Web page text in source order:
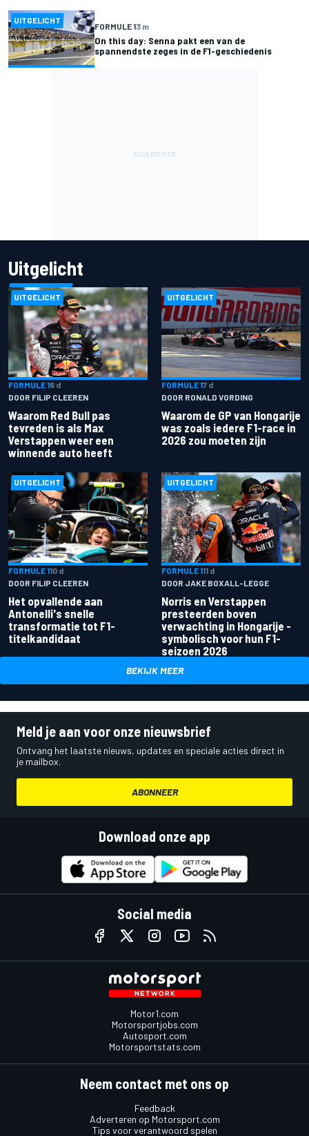
UITGELICHT
FORMULE 13 m
On this day: Senna pakt een van de
spannendste zeges in de F1-geschiedenis
Uitgelicht
UITGELICHT
FORMULE 16 d
DOOR FILIP CLEEREN
Waarom Red Bull pas
tevreden is als Max
Verstappen weer een
winnende auto heeft
UITGELICHT
FORMULE 17 d
DOOR RONALD VORDING
Waarom de GP van Hongarije
was zoals iedere F1-race in
2026 zou moeten zijn
UITGELICHT
FORMULE 110 d
DOOR FILIP CLEEREN
Het opvallende aan
Antonelli's snelle
transformatie tot F1-
titelkandidaat
UITGELICHT
FORMULE 111 d
DOOR JAKE BOXALL-LEGGE
Norris en Verstappen
presteerden boven
verwachting in Hongarije -
symbolisch voor hun F1-
seizoen 2026
BEKIJK MEER
Meld je aan voor onze nieuwsbrief
Ontvang het laatste nieuws, updates en speciale acties direct in
je mailbox.
ABONNEER
Download onze app
Social media
Motor1.com
Motorsportjobs.com
Autosport.com
Motorsportstats.com
Neem contact met ons op
Feedback
Adverteren op Motorsport.com
Tips voor verantwoord spelen